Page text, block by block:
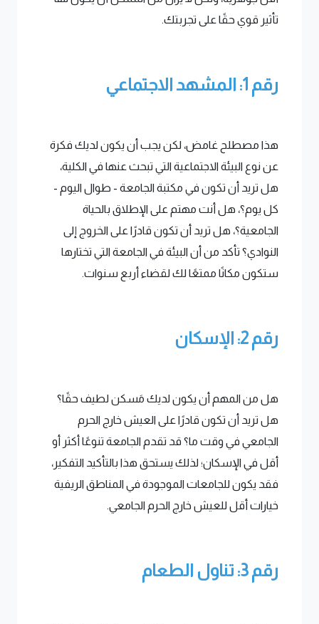
تأثير قوي حقًا على تجربتك.
رقم 1: المشهد الاجتماعي
هذا مصطلح غامض، لكن يجب أن يكون لديك فكرة
عن نوع البيئة الاجتماعية التي تبحث عنها في الكلية،
هل تريد أن تكون في مكتبة الجامعة - طوال اليوم -
كل يوم؟، هل أنت مهتم على الإطلاق بالحياة
الجامعية؟، هل تريد أن تكون قادرًا على الخروج إلى
النوادي؟ تأكد من أن البيئة في الجامعة التي تختارها
ستكون مكانًا ممتعًا لك لقضاء أربع سنوات.
رقم 2: الإسكان
هل من المهم أن يكون لديك مَسكن لطيف حقًا؟
هل تريد أن تكون قادرًا على العيش خارج الحرم
الجامعي في وقت ما؟ قد تقدم الجامعة تنوعًا أكثر أو
أقل في الإسكان؛ لذلك يستحق هذا بالتأكيد التفكير،
فقد يكون للجامعات الموجودة في المناطق الريفية
خيارات أقل للعيش خارج الحرم الجامعي.
رقم 3: تناول الطعام